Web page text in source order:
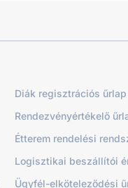
Diák regisztrációs űrlap
Rendezvényértékelő
Étterem rendelési
Logisztikai beszállítói
Ügyfél-elköteleződési